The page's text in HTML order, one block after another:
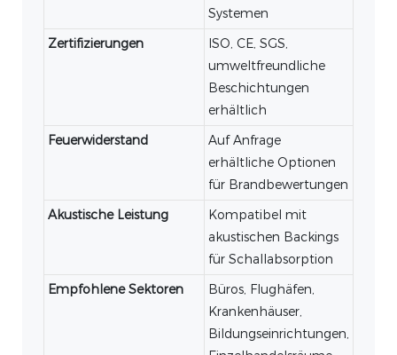
Systemen
Zertifizierungen
ISO, CE, SGS,
umweltfreundliche
Beschichtungen
erhältlich
Feuerwiderstand
Auf Anfrage
erhältliche Optionen
für Brandbewertungen
Akustische Leistung
Kompatibel mit
akustischen Backings
für Schallabsorption
Empfohlene Sektoren
Büros, Flughäfen,
Krankenhäuser,
Bildungseinrichtungen,